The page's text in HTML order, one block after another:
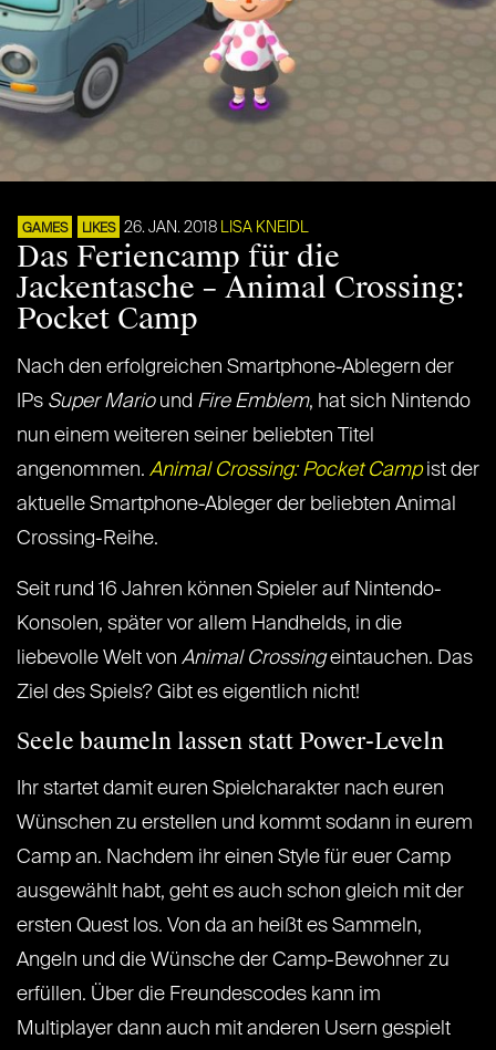
GAMES LIKES 26. JAN. 2018 LISA KNEIDL
Das Feriencamp für die
Jackentasche – Animal Crossing:
Pocket Camp
Nach den erfolgreichen Smartphone-Ablegern der
IPs Super Mariound Fire Emblem, hat sich Nintendo
nun einem weiteren seiner beliebten Titel
angenommen. Animal Crossing: Pocket Campist der
aktuelle Smartphone-Ableger der beliebten Animal
Crossing-Reihe.
Seit rund 16 Jahren können Spieler auf Nintendo-
Konsolen, später vor allem Handhelds, in die
liebevolle Welt von Animal Crossingeintauchen. Das
Ziel des Spiels? Gibt es eigentlich nicht!
Seele baumeln lassen statt Power-Leveln
Ihr startet damit euren Spielcharakter nach euren
Wünschen zu erstellen und kommt sodann in eurem
Camp an. Nachdem ihr einen Style für euer Camp
ausgewählt habt, geht es auch schon gleich mit der
ersten Quest los. Von da an heißt es Sammeln,
Angeln und die Wünsche der Camp-Bewohner zu
erfüllen. Über die Freundescodes kann im
Multiplayer dann auch mit anderen Usern gespielt